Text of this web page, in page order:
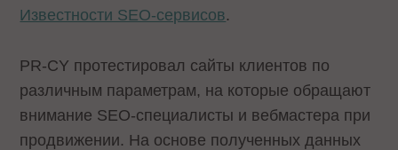
Известности SEO-сервисов.
PR-CY протестировал сайты клиентов по
различным параметрам, на которые обращают
внимание SEO-специалисты и вебмастера при
продвижении. На основе полученных данных